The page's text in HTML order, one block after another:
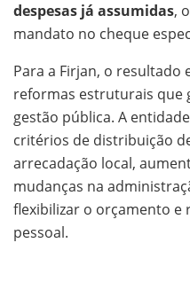
despesas já assumidas,
mandato no cheque
Para a Firjan, o resultado
reformas estruturais que
gestão pública. A
critérios de distribuição
arrecadação local,
mudanças na
flexibilizar o orçamento e
pessoal.